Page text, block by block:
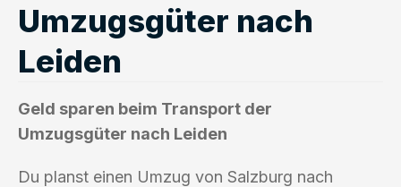
Umzugsgüter nach
Leiden
Geld sparen beim Transport der
Umzugsgüter nach Leiden
Du planst einen Umzug von Salzburg nach